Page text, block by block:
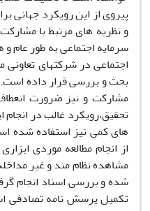
پیروی از این رویکرد جهانی
و نظریه های مرتبط با
سرمایه اجتماعی به طور عام و
اجتماعی در شرکتهای
بحث و بررسی قرار داده
مشارکت و نیز ضرورت
تحقیق،رویکرد غالب در
های کمی نیز استفاده شده
از انجام مطالعه موردی
مشاهده نظام مند و غیر
شده و بررسی اسناد انجام
تکمیل پرسش نامه تصادفی